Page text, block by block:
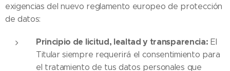
exigencias del nuevo reglamento europeo de protección
de datos:
Principio de licitud, lealtad y transparencia: El
Titular siempre requerirá el consentimiento para
el tratamiento de tus datos personales que